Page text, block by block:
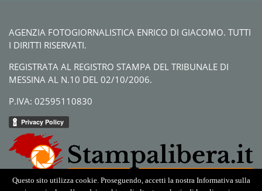
AGENZIA FOTOGIORNALISTICA ENRICO DI GIACOMO. TUTTI
I DIRITTI RISERVATI.
REGISTRATA AL REGISTRO STAMPA DEL TRIBUNALE DI
MESSINA AL N.10 DEL 02/10/2006.
P.IVA: 02595110830
Questo sito utilizza cookie. Proseguendo, accetti la nostra Informativa sulla